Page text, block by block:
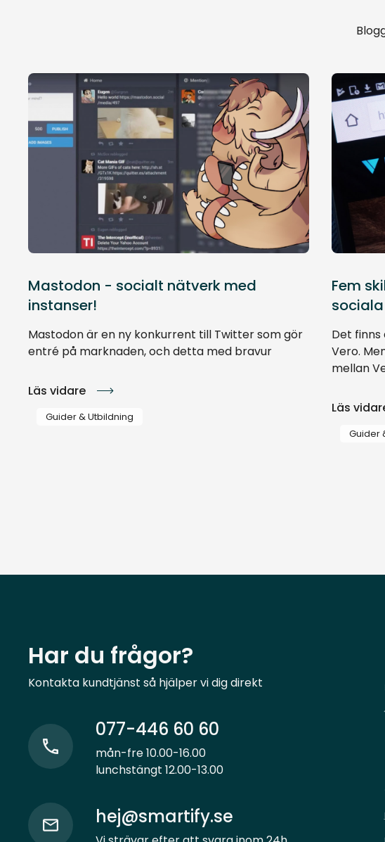
Mastodon - socialt nätverk med
instanser!
Mastodon är en ny konkurrent till Twitter som gör
entré på marknaden, och detta med bravur
Läs vidare
Guider & Utbildning
Fem
Det
Vero.
mellan
Läs
Guider
Har du frågor?
Kontakta kundtjänst så hjälper vi dig direkt
077-446 60 60
mån-fre 10.00-16.00
lunchstängt 12.00-13.00
hej@smartify.se